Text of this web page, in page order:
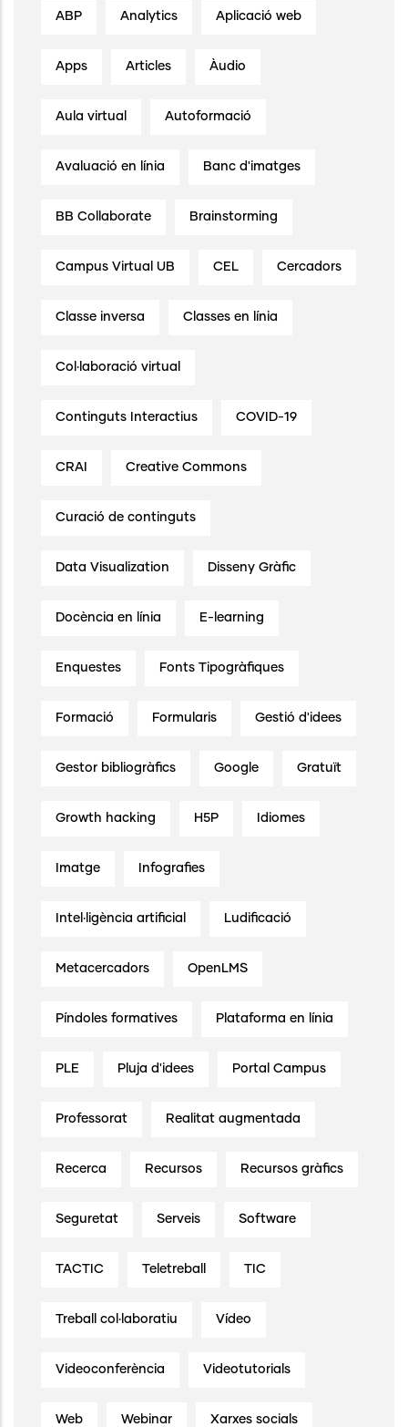
ABP Analytics Aplicació web
Apps Articles Àudio
Aula virtual Autoformació
Avaluació en línia Banc d'imatges
BB Collaborate Brainstorming
Campus Virtual UB CEL Cercadors
Classe inversa Classes en línia
Col·laboració virtual
Continguts Interactius COVID-19
CRAI Creative Commons
Curació de continguts
Data Visualization Disseny Gràfic
Docència en línia E-learning
Enquestes Fonts Tipogràfiques
Formació Formularis Gestió d'idees
Gestor bibliogràfics Google Gratuït
Growth hacking H5P Idiomes
Imatge Infografies
Intel·ligència artificial Ludificació
Metacercadors OpenLMS
Píndoles formatives Plataforma en línia
PLE Pluja d'idees Portal Campus
Professorat Realitat augmentada
Recerca Recursos Recursos gràfics
Seguretat Serveis Software
TACTIC Teletreball TIC
Treball col·laboratiu Vídeo
Videoconferència Videotutorials
Web Webinar Xarxes socials